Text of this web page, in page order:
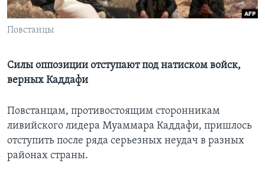
Learning English
Языки
Повстанцы
Силы оппозиции отступают под натиском войск,
верных Каддафи
Повстанцам, противостоящим сторонникам
ливийского лидера Муаммара Каддафи, пришлось
отступить после ряда серьезных неудач в разных
районах страны.